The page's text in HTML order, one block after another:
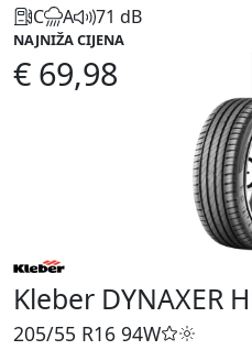
C A 71 dB
NAJNIŽA CIJENA
€ 69,98
Kleber DYNAXER
205/55 R16 94W